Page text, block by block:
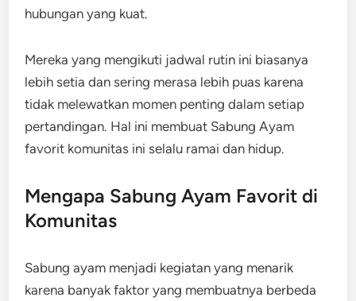
hubungan yang kuat.
Mereka yang mengikuti jadwal rutin ini biasanya
lebih setia dan sering merasa lebih puas karena
tidak melewatkan momen penting dalam setiap
pertandingan. Hal ini membuat Sabung Ayam
favorit komunitas ini selalu ramai dan hidup.
Mengapa Sabung Ayam Favorit di
Komunitas
Sabung ayam menjadi kegiatan yang menarik
karena banyak faktor yang membuatnya berbeda